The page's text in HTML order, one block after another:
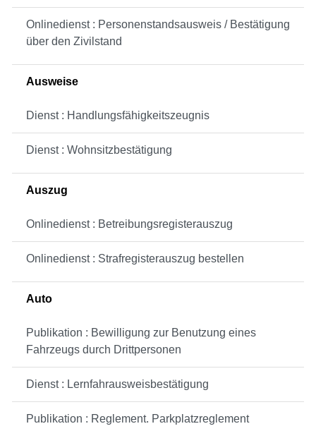
Onlinedienst : Personenstandsausweis / Bestätigung
über den Zivilstand
Ausweise
Dienst : Handlungsfähigkeitszeugnis
Dienst : Wohnsitzbestätigung
Auszug
Onlinedienst : Betreibungsregisterauszug
Onlinedienst : Strafregisterauszug bestellen
Auto
Publikation : Bewilligung zur Benutzung eines
Fahrzeugs durch Drittpersonen
Dienst : Lernfahrausweisbestätigung
Publikation : Reglement. Parkplatzreglement